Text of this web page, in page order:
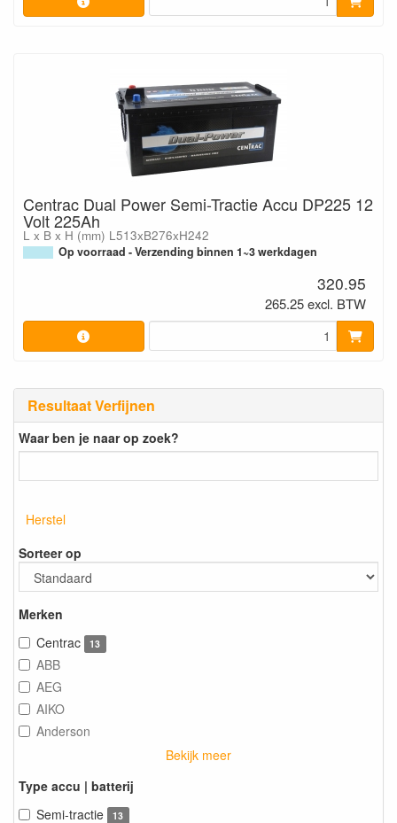
Resultaat Verfijnen
Waar ben je naar op zoek?
Herstel
Sorteer op
Merken
Centrac
13
ABB
AEG
AIKO
Anderson
Bekijk meer
Type accu | batterij
Semi-tractie
13
Centrac Dual Power Semi-Tractie Accu DP225 12
Volt 225Ah
L x B x H (mm) L513xB276xH242
Op voorraad - Verzending binnen 1~3 werkdagen
320.95
265.25 excl. BTW